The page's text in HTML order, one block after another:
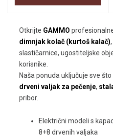
Otkrijte GAMMO
dimnjak kolač (kurtoš kalač)
slastičarnice, ugostiteljske
korisnike.
Naša ponuda uključuje sve
drveni valjak za pečenje,
pribor.
Električni modeli s
8+8 drvenih valjaka